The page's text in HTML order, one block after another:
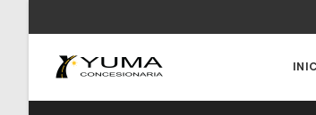
contenido